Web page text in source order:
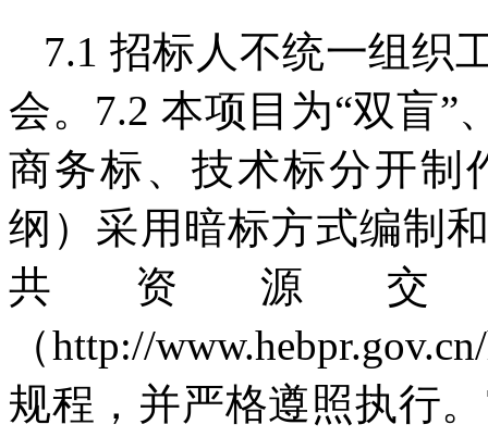
7.1 招标人不统一组织
会。7.2 本项目为“双盲”
商务标、技术标分开制
纲）采用暗标方式编制
共资源
（http://
规程，并严格遵照执行